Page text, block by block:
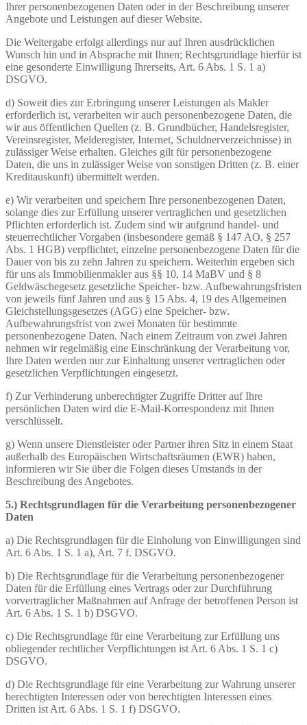
Ihrer personenbezogenen Daten oder in der Beschreibung unserer
Angebote und Leistungen auf dieser Website.
Die Weitergabe erfolgt allerdings nur auf Ihren ausdrücklichen
Wunsch hin und in Absprache mit Ihnen; Rechtsgrundlage hierfür ist
eine gesonderte Einwilligung Ihrerseits, Art. 6 Abs. 1 S. 1 a)
DSGVO.
d) Soweit dies zur Erbringung unserer Leistungen als Makler
erforderlich ist, verarbeiten wir auch personenbezogene Daten, die
wir aus öffentlichen Quellen (z. B. Grundbücher, Handelsregister,
Vereinsregister, Melderegister, Internet, Schuldnerverzeichnisse) in
zulässiger Weise erhalten. Gleiches gilt für personenbezogene
Daten, die uns in zulässiger Weise von sonstigen Dritten (z. B. einer
Kreditauskunft) übermittelt werden.
e) Wir verarbeiten und speichern Ihre personenbezogenen Daten,
solange dies zur Erfüllung unserer vertraglichen und gesetzlichen
Pflichten erforderlich ist. Zudem sind wir aufgrund handel- und
steuerrechtlicher Vorgaben (insbesondere gemäß § 147 AO, § 257
Abs. 1 HGB) verpflichtet, einzelne personenbezogene Daten für die
Dauer von bis zu zehn Jahren zu speichern. Weiterhin ergeben sich
für uns als Immobilienmakler aus §§ 10, 14 MaBV und § 8
Geldwäschegesetz gesetzliche Speicher- bzw. Aufbewahrungsfristen
von jeweils fünf Jahren und aus § 15 Abs. 4, 19 des Allgemeinen
Gleichstellungsgesetzes (AGG) eine Speicher- bzw.
Aufbewahrungsfrist von zwei Monaten für bestimmte
personenbezogene Daten. Nach einem Zeitraum von zwei Jahren
nehmen wir regelmäßig eine Einschränkung der Verarbeitung vor,
Ihre Daten werden nur zur Einhaltung unserer vertraglichen oder
gesetzlichen Verpflichtungen eingesetzt.
f) Zur Verhinderung unberechtigter Zugriffe Dritter auf Ihre
persönlichen Daten wird die E-Mail-Korrespondenz mit Ihnen
verschlüsselt.
g) Wenn unsere Dienstleister oder Partner ihren Sitz in einem Staat
außerhalb des Europäischen Wirtschaftsräumen (EWR) haben,
informieren wir Sie über die Folgen dieses Umstands in der
Beschreibung des Angebotes.
5.) Rechtsgrundlagen für die Verarbeitung personenbezogener
Daten
a) Die Rechtsgrundlagen für die Einholung von Einwilligungen sind
Art. 6 Abs. 1 S. 1 a), Art. 7 f. DSGVO.
b) Die Rechtsgrundlage für die Verarbeitung personenbezogener
Daten für die Erfüllung eines Vertrags oder zur Durchführung
vorvertraglicher Maßnahmen auf Anfrage der betroffenen Person ist
Art. 6 Abs. 1 S. 1 b) DSGVO.
c) Die Rechtsgrundlage für eine Verarbeitung zur Erfüllung uns
obliegender rechtlicher Verpflichtungen ist Art. 6 Abs. 1 S. 1 c)
DSGVO.
d) Die Rechtsgrundlage für eine Verarbeitung zur Wahrung unserer
berechtigten Interessen oder von berechtigten Interessen eines
Dritten ist Art. 6 Abs. 1 S. 1 f) DSGVO.